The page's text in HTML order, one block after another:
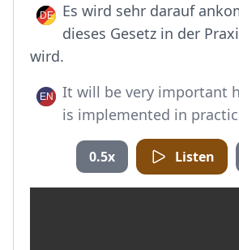
Es wird sehr darauf
dieses Gesetz in der
wird.
It will be very important
is implemented in
0.5x Listen